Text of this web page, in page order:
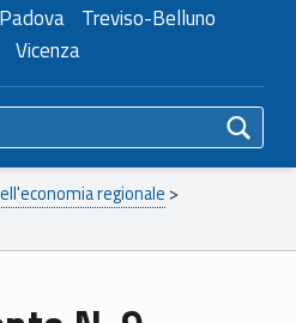
Padova Treviso-Belluno
Vicenza
regionale >